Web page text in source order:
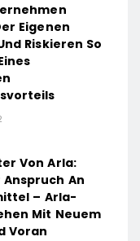
Eigenen
Riskieren So
Von Arla:
An
– Arla-
Mit Neuem
Voran